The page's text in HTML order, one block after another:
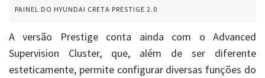
PAINEL DO HYUNDAI CRETA PRESTIGE 2.0
A versão Prestige conta ainda com o Advanced
Supervision Cluster, que, além de ser diferente
esteticamente, permite configurar diversas funções do